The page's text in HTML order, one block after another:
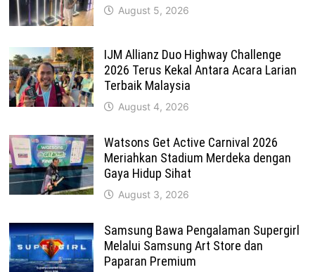
August 5, 2026
IJM Allianz Duo Highway Challenge
2026 Terus Kekal Antara Acara Larian
Terbaik Malaysia
August 4, 2026
Watsons Get Active Carnival 2026
Meriahkan Stadium Merdeka dengan
Gaya Hidup Sihat
August 3, 2026
Samsung Bawa Pengalaman Supergirl
Melalui Samsung Art Store dan
Paparan Premium